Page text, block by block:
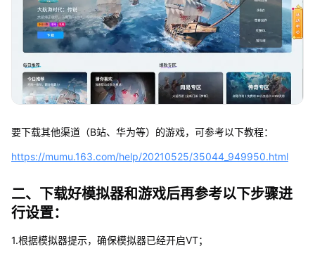
要下载其他渠道（B站、华为等）的游戏，可参考以下教程：
https://mumu.163.com/help/20210525/35044_949950.html
二、下载好模拟器和游戏后再参考以下步骤进
行设置：
1.根据模拟器提示，确保模拟器已经开启VT；